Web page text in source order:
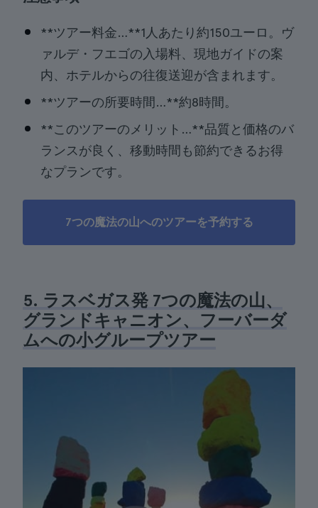
**ツアー料金…**1人あたり約150ユーロ。ヴ
ァルデ・フエゴの入場料、現地ガイドの案
内、ホテルからの往復送迎が含まれます。
**ツアーの所要時間…**約8時間。
**このツアーのメリット…**品質と価格のバ
ランスが良く、移動時間も節約できるお得
なプランです。
7つの魔法の山へのツアーを予約する
5. ラスベガス発 7つの魔法の山、
グランドキャニオン、フーバーダ
ムへの小グループツアー